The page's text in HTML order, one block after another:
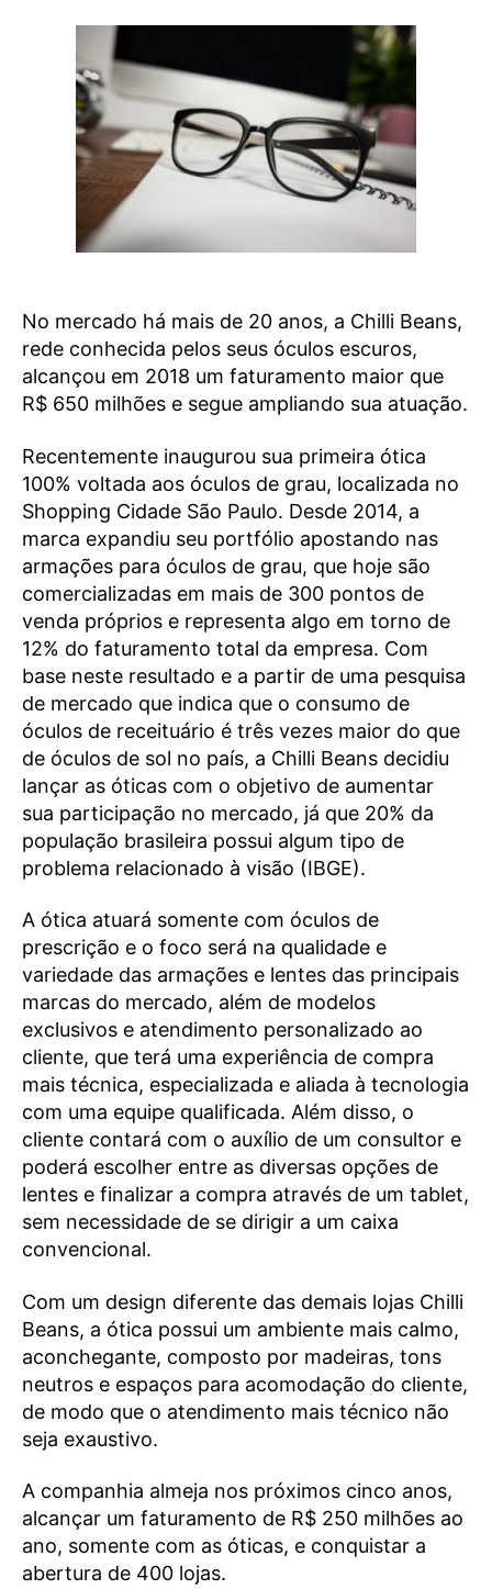
No mercado há mais de 20 anos, a Chilli Beans,
rede conhecida pelos seus óculos escuros,
alcançou em 2018 um faturamento maior que
R$ 650 milhões e segue ampliando sua atuação.
Recentemente inaugurou sua primeira ótica
100% voltada aos óculos de grau, localizada no
Shopping Cidade São Paulo. Desde 2014, a
marca expandiu seu portfólio apostando nas
armações para óculos de grau, que hoje são
comercializadas em mais de 300 pontos de
venda próprios e representa algo em torno de
12% do faturamento total da empresa. Com
base neste resultado e a partir de uma pesquisa
de mercado que indica que o consumo de
óculos de receituário é três vezes maior do que
de óculos de sol no país, a Chilli Beans decidiu
lançar as óticas com o objetivo de aumentar
sua participação no mercado, já que 20% da
população brasileira possui algum tipo de
problema relacionado à visão (IBGE).
A ótica atuará somente com óculos de
prescrição e o foco será na qualidade e
variedade das armações e lentes das principais
marcas do mercado, além de modelos
exclusivos e atendimento personalizado ao
cliente, que terá uma experiência de compra
mais técnica, especializada e aliada à tecnologia
com uma equipe qualificada. Além disso, o
cliente contará com o auxílio de um consultor e
poderá escolher entre as diversas opções de
lentes e finalizar a compra através de um tablet,
sem necessidade de se dirigir a um caixa
convencional.
Com um design diferente das demais lojas Chilli
Beans, a ótica possui um ambiente mais calmo,
aconchegante, composto por madeiras, tons
neutros e espaços para acomodação do cliente,
de modo que o atendimento mais técnico não
seja exaustivo.
A companhia almeja nos próximos cinco anos,
alcançar um faturamento de R$ 250 milhões ao
ano, somente com as óticas, e conquistar a
abertura de 400 lojas.